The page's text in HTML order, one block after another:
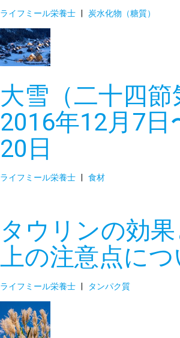
ライフミール栄養士 | 炭水化物（糖質）
大雪（二十四節
2016年12月7日
20日
ライフミール栄養士 | 食材
タウリンの効
上の注意点につ
ライフミール栄養士 | タンパク質